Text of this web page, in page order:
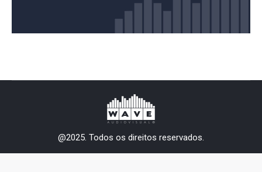
@2025. Todos os direitos reservados.